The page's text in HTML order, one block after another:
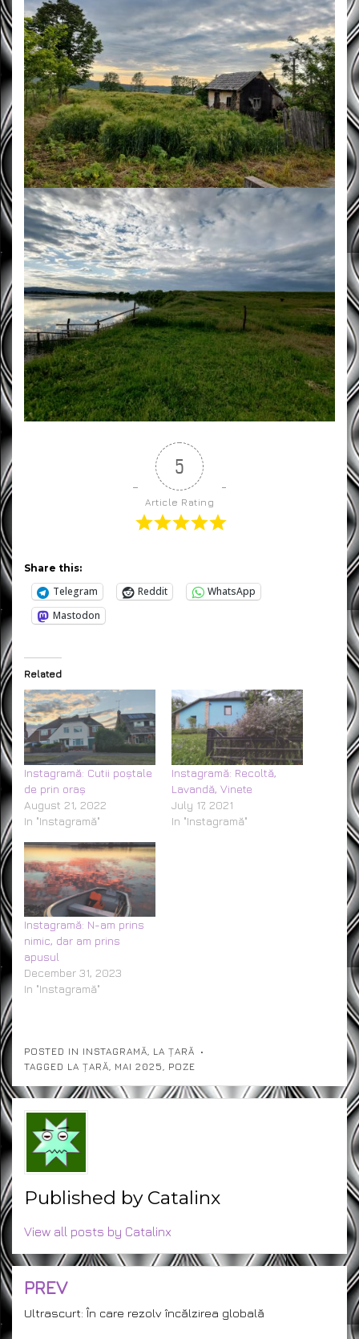
5
Article Rating
Share this:
Telegram Reddit
WhatsApp
Mastodon
Related
Instagramă: Cutii poștale
de prin oraș
August 21, 2022
In "Instagramă"
Instagramă: Recoltă,
Lavandă, Vinete
July 17, 2021
In "Instagramă"
Instagramă: N-am prins
nimic, dar am prins
apusul
December 31, 2023
In "Instagramă"
POSTED IN INSTAGRAMĂ, LA ȚARĂ
TAGGED LA ȚARĂ, MAI 2025, POZE
Published by Catalinx
View all posts by Catalinx
Post
navigation
PREV
Ultrascurt: În care rezolv încălzirea globală